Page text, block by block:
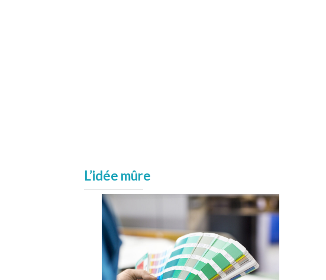
L’idée mûre